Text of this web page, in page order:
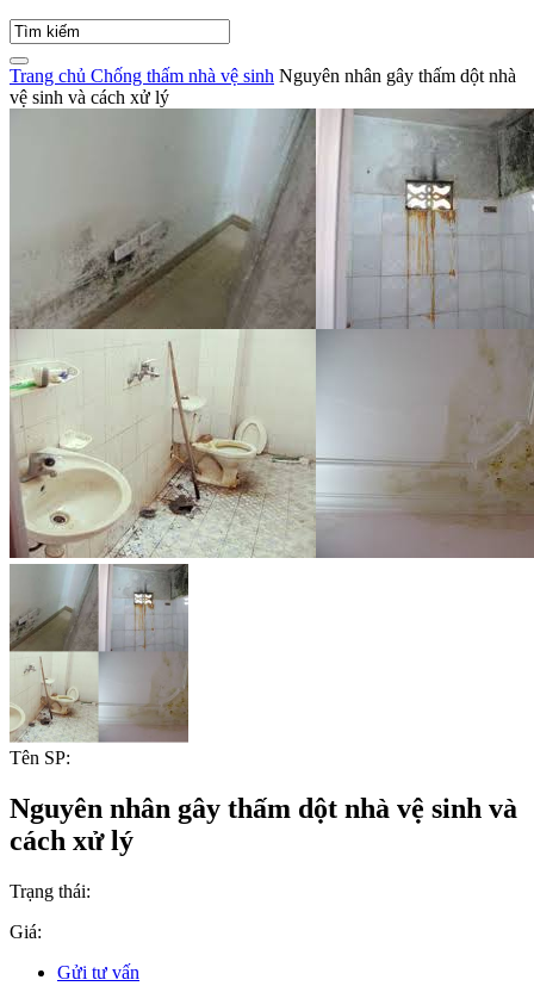
Trang chủ Chống thấm nhà vệ sinh Nguyên nhân gây thấm dột nhà
vệ sinh và cách xử lý
Tên SP:
Nguyên nhân gây thấm dột nhà vệ sinh và
cách xử lý
Trạng thái:
Giá:
Gửi tư vấn